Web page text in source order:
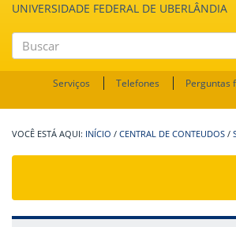
UNIVERSIDADE FEDERAL DE UBERLÂNDIA
Buscar
Serviços Telefones Perguntas
INÍCIO / CENTRAL DE CONTEUDOS /